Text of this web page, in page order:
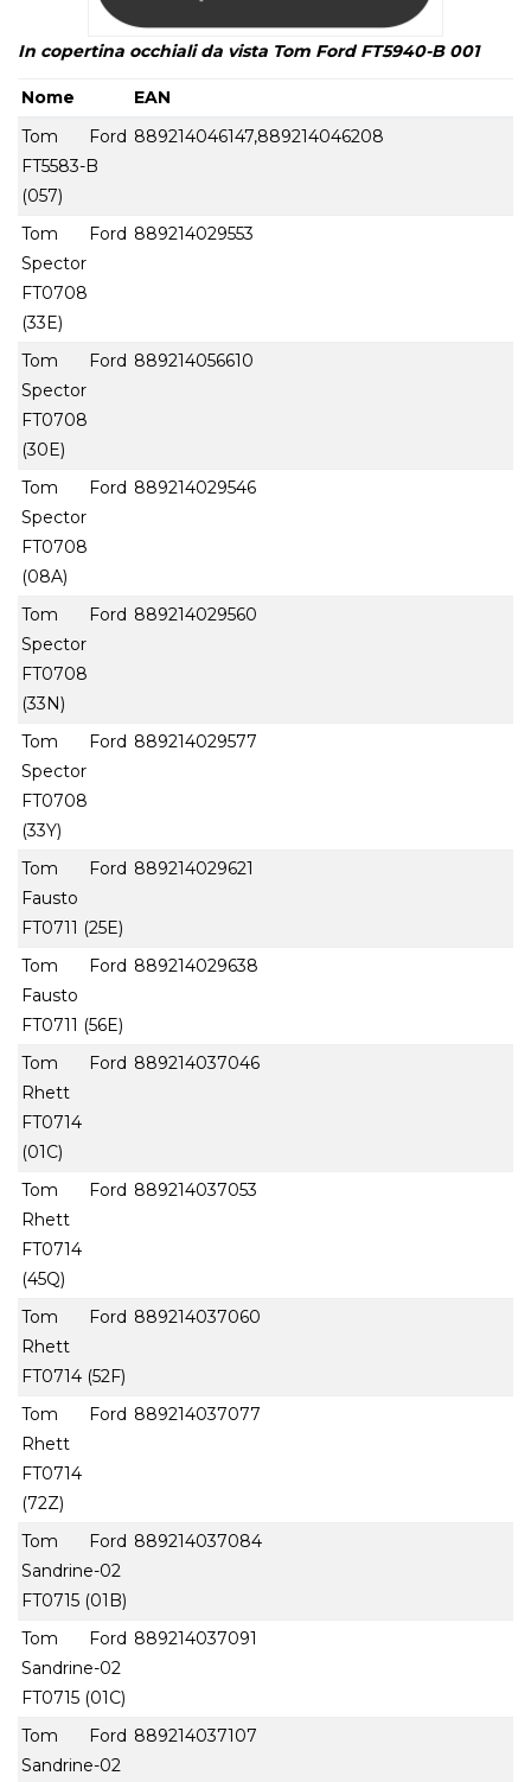
In copertina occhiali da vista Tom Ford FT5940-B 001
Nome
EAN
Tom Ford
FT5583-B
(057)
889214046147,889214046208
Tom Ford
Spector
FT0708
(33E)
889214029553
Tom Ford
Spector
FT0708
(30E)
889214056610
Tom Ford
Spector
FT0708
(08A)
889214029546
Tom Ford
Spector
FT0708
(33N)
889214029560
Tom Ford
Spector
FT0708
(33Y)
889214029577
Tom Ford
Fausto
FT0711 (25E)
889214029621
Tom Ford
Fausto
FT0711 (56E)
889214029638
Tom Ford
Rhett
FT0714
(01C)
889214037046
Tom Ford
Rhett
FT0714
(45Q)
889214037053
Tom Ford
Rhett
FT0714 (52F)
889214037060
Tom Ford
Rhett
FT0714
(72Z)
889214037077
Tom Ford
Sandrine-02
FT0715 (01B)
889214037084
Tom Ford
Sandrine-02
FT0715 (01C)
889214037091
Tom Ford
Sandrine-02
889214037107